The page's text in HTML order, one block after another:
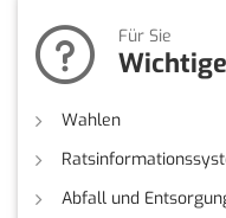
Für Sie
Wahlen
Abfall und